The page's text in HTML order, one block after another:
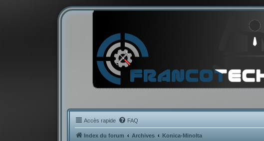
Accès rapide FAQ
Index du forum Archives Konica-Minolta